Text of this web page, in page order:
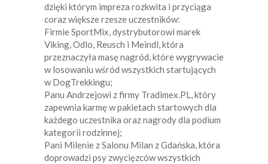
dzięki którym impreza rozkwita i przyciąga
coraz większe rzesze uczestników:
Firmie SportMix, dystrybutorowi marek
Viking, Odlo, Reusch i Meindl, która
przeznaczyła masę nagród, które wygrywacie
w losowaniu wśród wszystkich startujących
w DogTrekkingu;
Panu Andrzejowi z firmy Tradimex.PL, który
zapewnia karmę w pakietach startowych dla
każdego uczestnika oraz nagrody dla podium
kategorii rodzinnej;
Pani Milenie z Salonu Milan z Gdańska, która
doprowadzi psy zwycięzców wszystkich